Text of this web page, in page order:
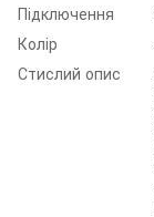
Підключення
Колір
Стислий опис